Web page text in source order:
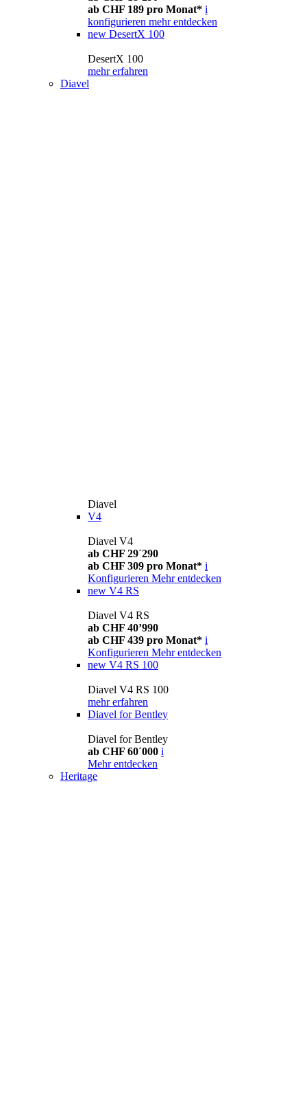
ab CHF 189 pro Monat* i
konfigurieren mehr entdecken
new DesertX 100
DesertX 100
mehr erfahren
Diavel
Diavel
V4
Diavel V4
ab CHF 29´290
ab CHF 309 pro Monat* i
Konfigurieren Mehr entdecken
new V4 RS
Diavel V4 RS
ab CHF 40’990
ab CHF 439 pro Monat* i
Konfigurieren Mehr entdecken
new V4 RS 100
Diavel V4 RS 100
mehr erfahren
Diavel for Bentley
Diavel for Bentley
ab CHF 60´000 i
Mehr entdecken
Heritage